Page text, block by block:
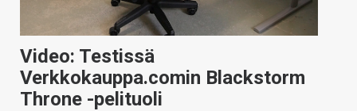
Video: Testissä
Verkkokauppa.comin Blackstorm
Throne -pelituoli